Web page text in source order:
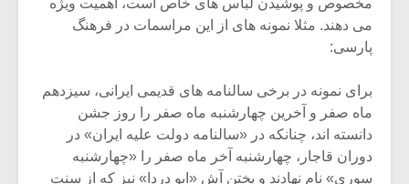
می دهند. مثلا نمونه های از این مراسمات در فرهنگ
پارسی:
برای نمونه در برخی سالنامه های قدیمی ایرانی، سیزدهم
ماه صفر و آخرین چهارشنبه ماه صفر را روز جشن
دانسته اند، چنانکه در «سالنامه دولت علیه ایران» در
دوران قاجار، چهارشنبه آخر ماه صفر را «چهارشنبه
سوری» نام نهادند و پختن آش «ابو دردا» نیز که از سنت
میکلوش روژا